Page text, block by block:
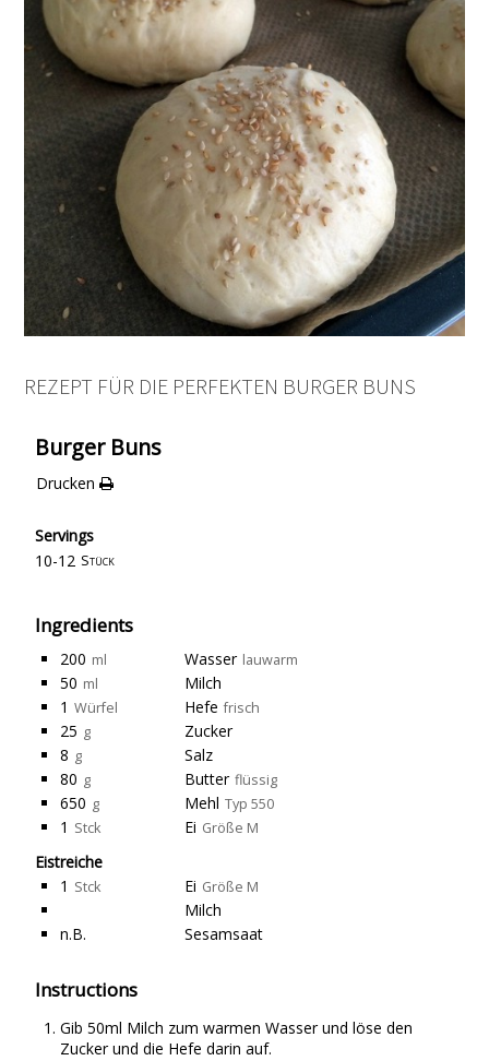
REZEPT FÜR DIE PERFEKTEN BURGER BUNS
Burger Buns
Drucken
Servings
10-12 Stück
Ingredients
200 ml Wasser lauwarm
50 ml
Milch
1 Würfel Hefe frisch
25 g
Zucker
8 g
Salz
80 g Butter flüssig
650 g Mehl Typ 550
1 Stck Ei Größe M
Eistreiche
1 Stck Ei Größe M
Milch
n.B.
Sesamsaat
Instructions
Gib 50ml Milch zum warmen Wasser und löse den
Zucker und die Hefe darin auf.